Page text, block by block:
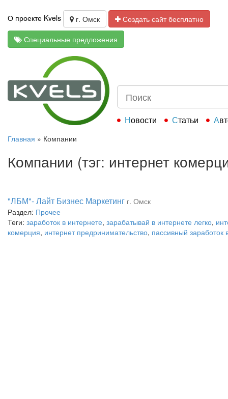
О проекте Kvels г. Омск
Создать сайт бесплатно
Специальные предложения
Новости Статьи
Главная » Компании
Компании (тэг: интернет
"ЛБМ"- Лайт Бизнес Маркетинг г. Омск
Раздел: Прочее
Теги: заработок в интернете, зарабатывай в интернете легко,
комерция, интернет предринимательство, пассивный заработок